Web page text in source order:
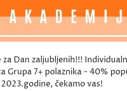
Dan zaljubljenih!!!
Grupa 7+ polaznika - 40%
čekamo vas!